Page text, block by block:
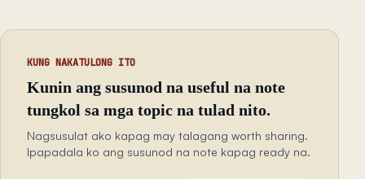
KUNG NAKATULONG ITO
Kunin ang susunod na useful na note
tungkol sa mga topic na tulad nito.
Nagsusulat ako kapag may talagang worth sharing.
Ipapadala ko ang susunod na note kapag ready na.